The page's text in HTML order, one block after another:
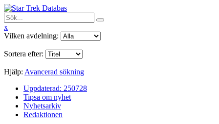
x
Vilken avdelning:
Sortera efter:
Hjälp: Avancerad sökning
Uppdaterad: 250728
Tipsa om nyhet
Nyhetsarkiv
Redaktionen